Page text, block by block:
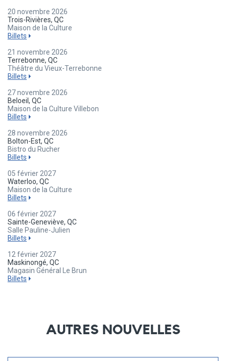
20 novembre 2026
Trois-Rivières, QC
Maison de la Culture
Billets
21 novembre 2026
Terrebonne, QC
Théâtre du Vieux-Terrebonne
Billets
27 novembre 2026
Beloeil, QC
Maison de la Culture Villebon
Billets
28 novembre 2026
Bolton-Est, QC
Bistro du Rucher
Billets
05 février 2027
Waterloo, QC
Maison de la Culture
Billets
06 février 2027
Sainte-Geneviève, QC
Salle Pauline-Julien
Billets
12 février 2027
Maskinongé, QC
Magasin Général Le Brun
Billets
AUTRES NOUVELLES